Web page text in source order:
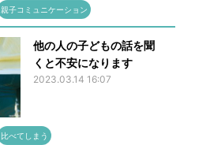
親子コミュニケーション
他の人の子どもの話を聞
くと不安になります
2023.03.14 16:07
比べてしまう